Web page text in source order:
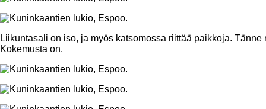
Liikuntasali on iso, ja myös katsomossa riittää paikkoja.
Kokemusta on.